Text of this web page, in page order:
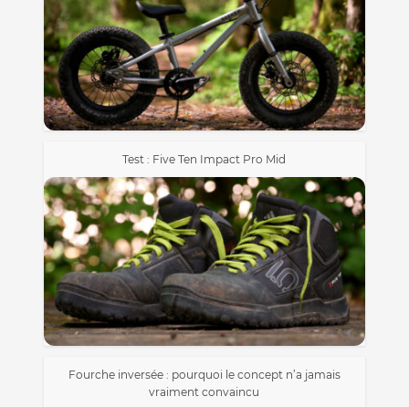
Test : Five Ten Impact Pro Mid
Fourche inversée : pourquoi le concept n’a jamais
vraiment convaincu